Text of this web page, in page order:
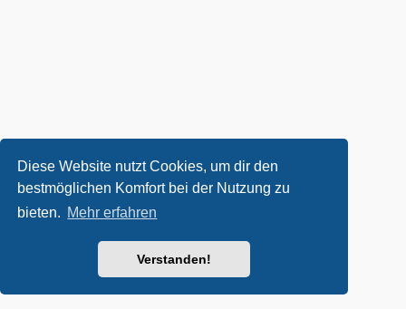
Diese Website nutzt Cookies, um dir den
bestmöglichen Komfort bei der Nutzung zu
bieten. Mehr erfahren
Verstanden!